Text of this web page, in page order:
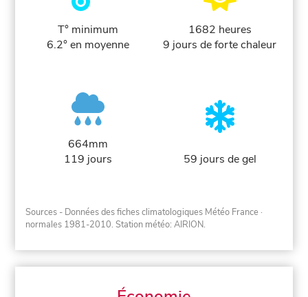
T° minimum
6.2° en moyenne
1682 heures
9 jours de forte chaleur
664mm
119 jours
59 jours de gel
Sources - Données des fiches climatologiques Météo France ·
normales 1981-2010. Station météo: AIRION.